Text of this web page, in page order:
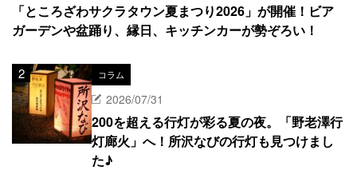
「ところざわサクラタウン夏まつり2026」が開催！ビア
ガーデンや盆踊り、縁日、キッチンカーが勢ぞろい！
コラム
2026/07/31
200を超える行灯が彩る夏の夜。「野老澤行
灯廊火」へ！所沢なびの行灯も見つけまし
た♪